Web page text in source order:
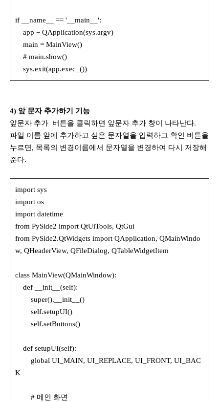
if __name__ == '__main__':
app = QApplication(sys.argv)
main = MainView()
# main.show()
sys.exit(app.exec_())
4) 앞 문자 추가하기 기능
앞문자 추가 버튼을 클릭하면 앞문자 추가 창이 나타난다.
파일 이름 앞에 추가하고 싶은 문자열을 입력하고 확인 버튼을
누르면, 목록의 변경이름에서 문자열을 변경하여 다시 저장해
준다.
import sys
import os
import datetime
from PySide2 import QtUiTools, QtGui
from PySide2.QtWidgets import QApplication, QMainWindo
w, QHeaderView, QFileDialog, QTableWidgetItem
class MainView(QMainWindow):
def __init__(self):
super().__init__()
self.setupUI()
self.setButtons()
def setupUI(self):
global UI_MAIN, UI_REPLACE, UI_FRONT, UI_BAC
K
# 메인 화면